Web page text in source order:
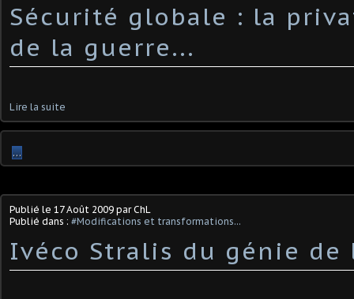
Sécurité globale : la
de la guerre...
Lire la suite
…
Publié le 17 Août 2009 par ChL
Publié dans : #Modifications et transformations...
Ivéco Stralis du génie de